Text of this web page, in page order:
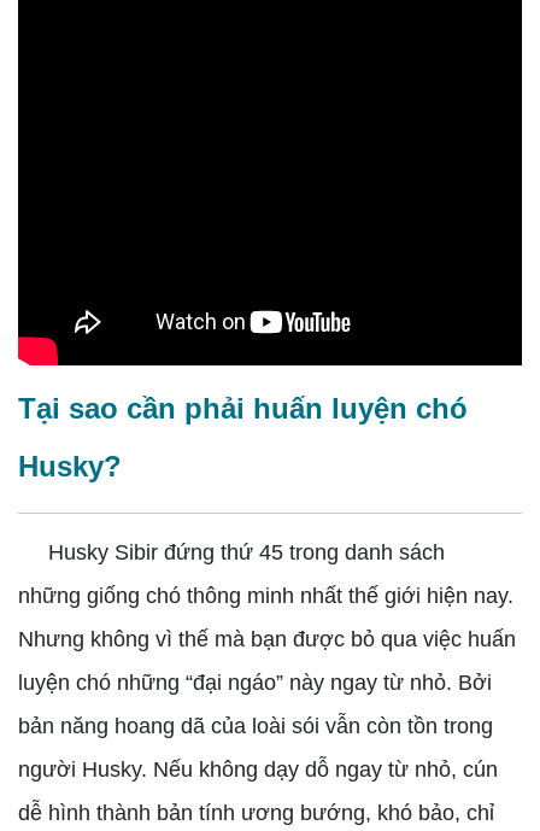
Tại sao cần phải huấn luyện chó
Husky?
Husky Sibir đứng thứ 45 trong danh sách
những giống chó thông minh nhất thế giới hiện nay.
Nhưng không vì thế mà bạn được bỏ qua việc huấn
luyện chó những “đại ngáo” này ngay từ nhỏ. Bởi
bản năng hoang dã của loài sói vẫn còn tồn trong
người Husky. Nếu không dạy dỗ ngay từ nhỏ, cún
dễ hình thành bản tính ương bướng, khó bảo, chỉ